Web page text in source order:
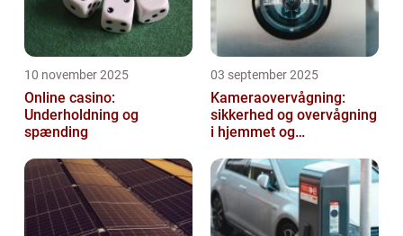
10 november 2025
Online casino:
Underholdning og
spænding
03 september 2025
Kameraovervågning:
sikkerhed og overvågning
i hjemmet og